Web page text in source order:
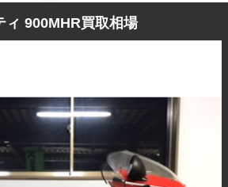
ィ 900MHR買取相場